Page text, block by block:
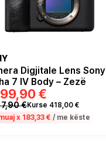
Digjitale Lens Sony
7 IV Body – Zezë
€
€Kurse 418,00 €
x 183,33 € / me këste